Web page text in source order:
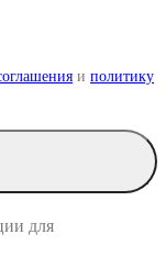
и политику
для